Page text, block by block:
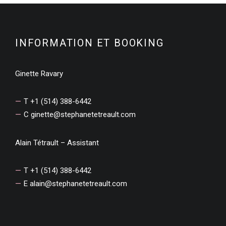
INFORMATION ET BOOKING
Ginette Ravary
T +1 (514) 388-6442
C ginette@stephanetetreault.com
Alain Tétrault – Assistant
T +1 (514) 388-6442
E alain@stephanetetreault.com